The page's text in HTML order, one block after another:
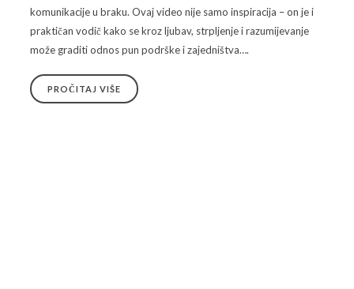
komunikacije u braku. Ovaj video nije samo inspiracija – on je i
praktičan vodič kako se kroz ljubav, strpljenje i razumijevanje
može graditi odnos pun podrške i zajedništva….
PROČITAJ VIŠE